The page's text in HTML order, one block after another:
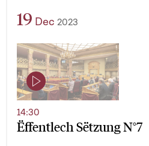
19 Dec 2023
Ëffentlech Sëtzung N°7
14:30